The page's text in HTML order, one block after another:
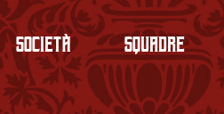
Società Squadre